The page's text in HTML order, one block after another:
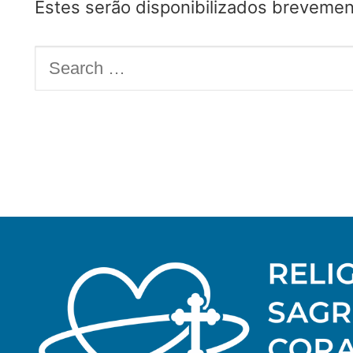
EDUCAÇÃO
SOCIAL
Estes serão disponibilizados
Pesquisar
por: